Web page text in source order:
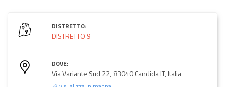
DISTRETTO:
DISTRETTO 9
DOVE:
Via Variante Sud 22, 83040 Candida IT, Italia